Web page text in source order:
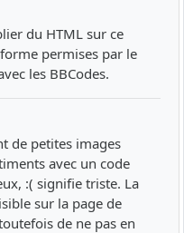
du HTML sur ce
permises par le
les BBCodes.
de petites images
avec un code
:( signifie triste. La
sur la page de
de ne pas en